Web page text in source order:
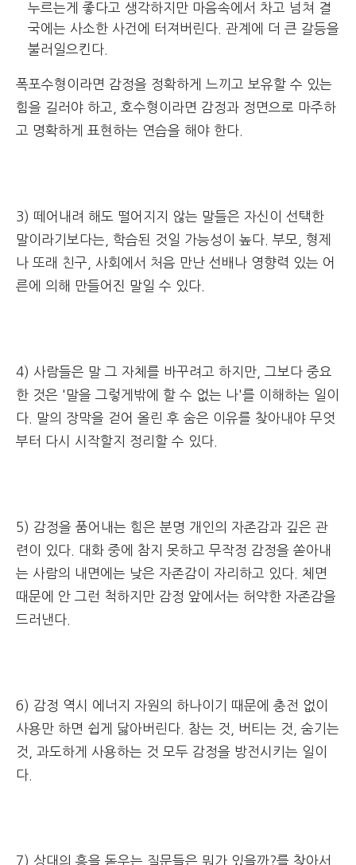
누르는게 좋다고 생각하지만 마음속에서 차고 넘쳐 결
국에는 사소한 사건에 터져버린다. 관계에 더 큰 갈등을
불러일으킨다.
폭포수형이라면 감정을 정확하게 느끼고 보유할 수 있는
힘을 길러야 하고, 호수형이라면 감정과 정면으로 마주하
고 명확하게 표현하는 연습을 해야 한다.
3) 떼어내려 해도 떨어지지 않는 말들은 자신이 선택한
말이라기보다는, 학습된 것일 가능성이 높다. 부모, 형제
나 또래 친구, 사회에서 처음 만난 선배나 영향력 있는 어
른에 의해 만들어진 말일 수 있다.
4) 사람들은 말 그 자체를 바꾸려고 하지만, 그보다 중요
한 것은 '말을 그렇게밖에 할 수 없는 나'를 이해하는 일이
다. 말의 장막을 걷어 올린 후 숨은 이유를 찾아내야 무엇
부터 다시 시작할지 정리할 수 있다.
5) 감정을 품어내는 힘은 분명 개인의 자존감과 깊은 관
련이 있다. 대화 중에 참지 못하고 무작정 감정을 쏟아내
는 사람의 내면에는 낮은 자존감이 자리하고 있다. 체면
때문에 안 그런 척하지만 감정 앞에서는 허약한 자존감을
드러낸다.
6) 감정 역시 에너지 자원의 하나이기 때문에 충전 없이
사용만 하면 쉽게 닳아버린다. 참는 것, 버티는 것, 숨기는
것, 과도하게 사용하는 것 모두 감정을 방전시키는 일이
다.
7) 상대의 흥을 돋우는 질문들은 뭐가 있을까?를 찾아서